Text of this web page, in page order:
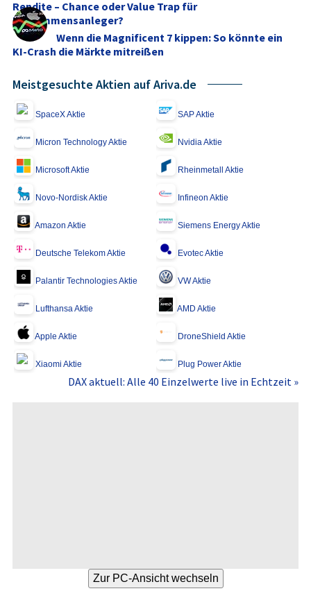
Rendite – Chance oder Value Trap für
Einkommensanleger?
Wenn die Magnificent 7 kippen: So könnte ein
KI-Crash die Märkte mitreißen
Meistgesuchte Aktien auf Ariva.de
SpaceX Aktie SAP Aktie
Micron Technology Aktie Nvidia Aktie
Microsoft Aktie Rheinmetall Aktie
Novo-Nordisk Aktie Infineon Aktie
Amazon Aktie Siemens Energy Aktie
Deutsche Telekom Aktie Evotec Aktie
Palantir Technologies Aktie VW Aktie
Lufthansa Aktie AMD Aktie
Apple Aktie DroneShield Aktie
Xiaomi Aktie Plug Power Aktie
DAX aktuell: Alle 40 Einzelwerte live in Echtzeit »